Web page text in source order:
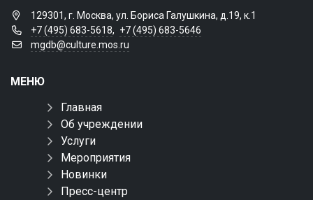
129301, г. Москва, ул. Бориса Галушкина, д.19, к.1
+7 (495) 683-5618, +7 (495) 683-5646
mgdb@culture.mos.ru
МЕНЮ
Главная
Об учреждении
Услуги
Мероприятия
Новинки
Пресс-центр